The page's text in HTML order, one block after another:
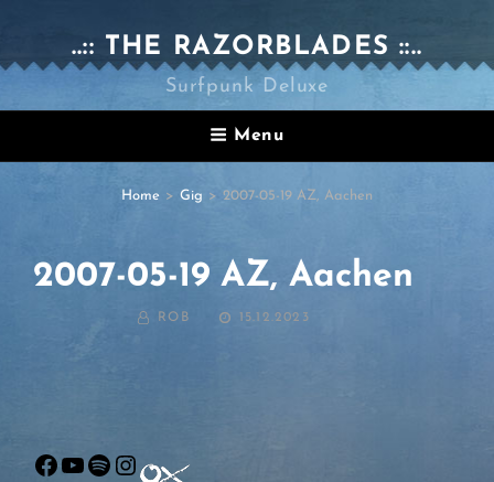
..:: THE RAZORBLADES ::..
Surfpunk Deluxe
Menu
Home > Gig > 2007-05-19 AZ, Aachen
2007-05-19 AZ, Aachen
BY ROB
POSTED
15.12.2023
Facebook
YouTube
Spotify
Instagram